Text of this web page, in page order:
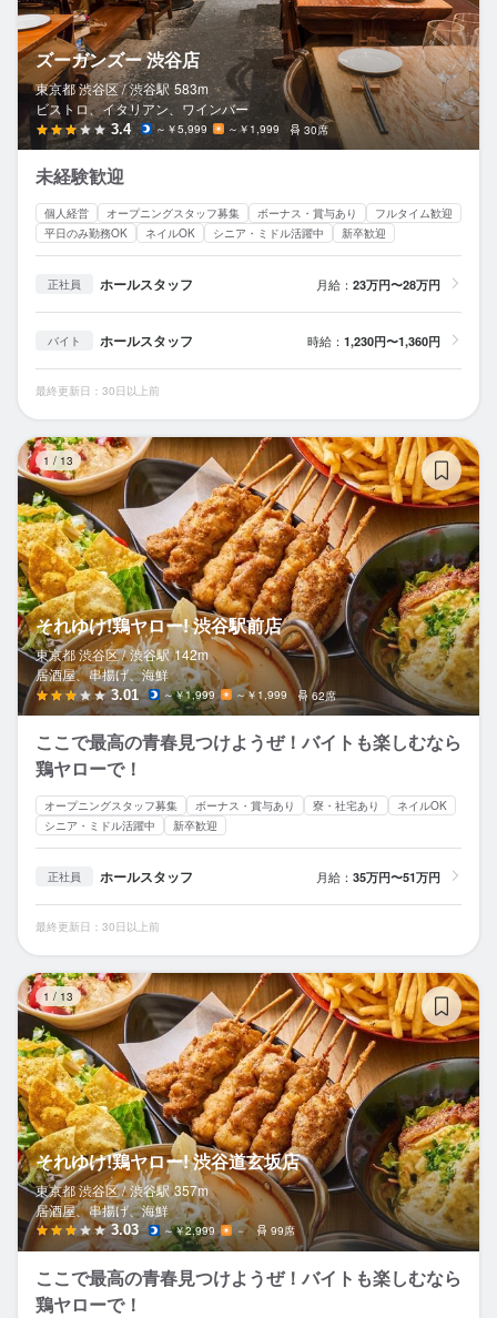
ズーガンズー 渋谷店
東京都 渋谷区 / 渋谷駅 583m
ビストロ、イタリアン、ワインバー
3.4 ～￥5,999 ～￥1,999 30席
未経験歓迎
個人経営 オープニングスタッフ募集 ボーナス・賞与あり
フルタイム歓迎
平日のみ勤務OK
ネイルOK シニア・ミドル活躍中 新卒歓迎
正社員 ホールスタッフ 月給： 23万円〜28万円
バイト ホールスタッフ 時給： 1,230円〜1,360円
最終更新日：30日以上前
1 / 13
それゆけ!鶏ヤロー! 渋谷駅前店
東京都 渋谷区 / 渋谷駅 142m
居酒屋、串揚げ、海鮮
3.01 ～￥1,999 ～￥1,999 62席
ここで最高の青春見つけようぜ！バイトも楽しむなら
鶏ヤローで！
オープニングスタッフ募集 ボーナス・賞与あり 寮・社宅あり
ネイルOK
シニア・ミドル活躍中
新卒歓迎
正社員 ホールスタッフ 月給： 35万円〜51万円
最終更新日：30日以上前
1 / 13
それゆけ!鶏ヤロー! 渋谷道玄坂店
東京都 渋谷区 / 渋谷駅 357m
居酒屋、串揚げ、海鮮
3.03 ～￥2,999 － 99席
ここで最高の青春見つけようぜ！バイトも楽しむなら
鶏ヤローで！